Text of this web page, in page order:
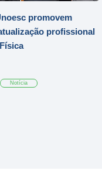
promovem
profissional
Notícia